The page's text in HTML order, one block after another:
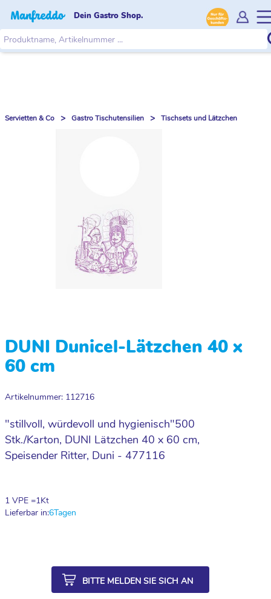
Dein Gastro Shop.
Servietten & Co > Gastro Tischutensilien > Tischsets und Lätzchen
DUNI Dunicel-Lätzchen 40 x
60 cm
Artikelnummer: 112716
"stillvoll, würdevoll und hygienisch"500
Stk./Karton, DUNI Lätzchen 40 x 60 cm,
Speisender Ritter, Duni - 477116
1 VPE =1Kt
Lieferbar in:6Tagen
BITTE MELDEN SIE SICH AN